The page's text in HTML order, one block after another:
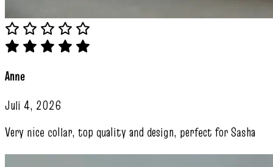
Anne
Juli 4, 2026
Very nice collar, top quality and design, perfect for Sasha